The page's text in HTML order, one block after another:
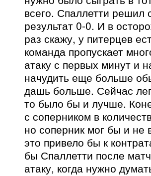
всего. Спаллетти решил
результат 0-0. И в
раз скажу, у питерцев
команда пропускает
атаку с первых минут и
начудить еще больше
дашь больше. Сейчас
то было бы и лучше.
с соперником в
но соперник мог бы и не
это привело бы к
бы Спаллетти после
атаку, когда нужно